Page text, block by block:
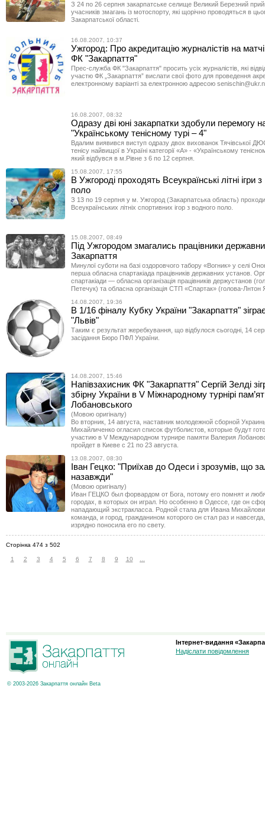
З 24 по 26 серпня закарпатське селище Великий Березний
учасників змагань із мотоспорту, які щорічно проводяться в
Закарпатської області.
16.08.2007, 10:37
Ужгород: Про акредитацію журналістів на
ФК "Закарпаття"
Прес-служба ФК "Закарпаття" просить усіх журналістів, які
участю ФК „Закарпаття” вислати свої фото для проведення
електронному варіанті за електронною адресою
16.08.2007, 08:32
Одразу дві юні закарпатки здобули перемогу
"Українському тенісному турі – 4"
Вдалим виявився виступ одразу двох вихованок Тячівської
тенісу найвищої в Україні категорії «А» - «Українському
який відбувся в м.Рівне з 6 по 12 серпня.
15.08.2007, 17:55
В Ужгороді проходять Всеукраїнські літні ігри
поло
З 13 по 19 серпня у м. Ужгород (Закарпатська область)
Всеукраїнських літніх спортивних ігор з водного поло.
15.08.2007, 08:49
Під Ужгородом змагались працівники
Закарпаття
Минулої суботи на базі оздоровчого табору «Вогник» у селі
перша обласна спартакіада працівників державних установ.
спартакіади — обласна організація працівників держустанов
Петечук) та обласна організація СТП «Спартак» (голова-Лнтон
14.08.2007, 19:36
В 1/16 фіналу Кубку України "Закарпаття"
"Львів"
Таким є результат жеребкування, що відбулося сьогодні, 14
засідання Бюро ПФЛ України.
14.08.2007, 15:46
Напівзахисник ФК "Закарпаття" Сергій Зелді
збірну України в V Міжнародному турнірі
Лобановського
(Мовою оригіналу)
Во вторник, 14 августа, наставник молодежной сборной
Михайличенко огласил список футболистов, которые будут
участию в V Международном турнире памяти Валерия
пройдет в Киеве с 21 по 23 августа.
13.08.2007, 08:30
Іван Гецко: "Приїхав до Одеси і зрозумів, що
назавжди"
(Мовою оригіналу)
Иван ГЕЦКО был форвардом от Бога, потому его помнят и
городах, в которых он играл. Но особенно в Одессе, где он
нападающий экстракласса. Родной стала для Ивана
команда, и город, гражданином которого он стал раз и
изрядно поносила его по свету.
Сторінка 474 з 502
1 2 3 4 5 6 7 8 9 10
© 2003-2026 Закарпаття онлайн Beta
Інтернет-видання
Надіслати повідомлення